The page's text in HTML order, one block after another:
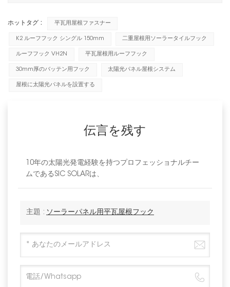
ホットタグ : 平瓦用屋根ファスナー
K2 ルーフフック シングル 150mm 二重屋根用ソーラータイルフック
ルーフフック VH2N 平瓦屋根用ルーフフック
30mm厚のバッテン用フック 太陽光パネル屋根システム
屋根に太陽光パネルを設置する
伝言を残す
10年の太陽光発電経験を持つプロフェッショナルチー
ムであるSIC SOLARは、
主題 : ソーラーパネル用平瓦屋根フック